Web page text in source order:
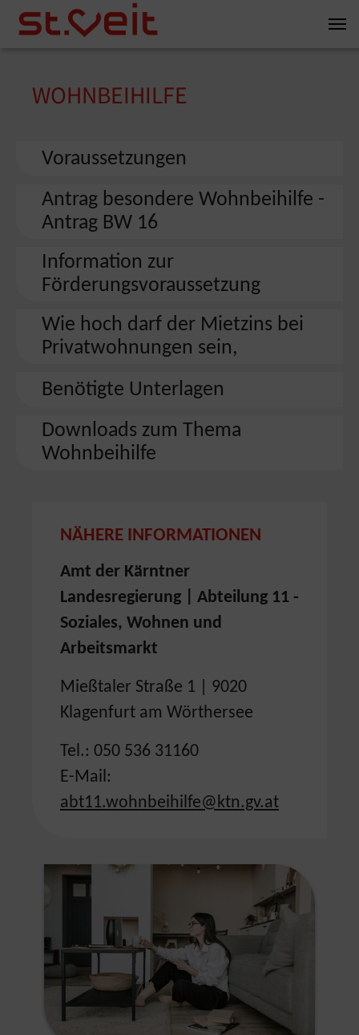
Zum Inhalt springen
Zum Seitenende springen
You are here:
WOHNBEIHILFE
Voraussetzungen
Antrag besondere Wohnbeihilfe -
Antrag BW 16
Information zur
Förderungsvoraussetzung
Wie hoch darf der Mietzins bei
Privatwohnungen sein,
Benötigte Unterlagen
Downloads zum Thema
Wohnbeihilfe
NÄHERE INFORMATIONEN
Amt der Kärntner
Landesregierung | Abteilung 11 -
Soziales, Wohnen und
Arbeitsmarkt
Mießtaler Straße 1 | 9020
Klagenfurt am Wörthersee
Tel.: 050 536 31160
E-Mail:
abt11.wohnbeihilfe@ktn.gv.at